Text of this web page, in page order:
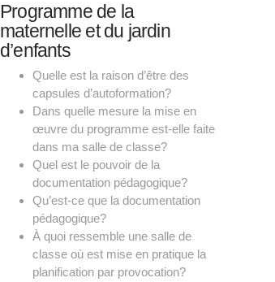
Programme de la
maternelle et du jardin
d’enfants
Quelle est la raison d’être des
capsules d’autoformation?
Dans quelle mesure la mise en
œuvre du programme est-elle faite
dans ma salle de classe?
Quel est le pouvoir de la
documentation pédagogique?
Qu’est-ce que la documentation
pédagogique?
À quoi ressemble une salle de
classe où est mise en pratique la
planification par provocation?